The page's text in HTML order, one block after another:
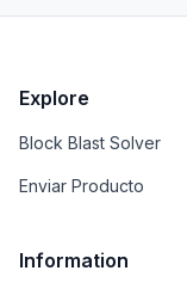
Explore
Block Blast Solver
Enviar Producto
Information